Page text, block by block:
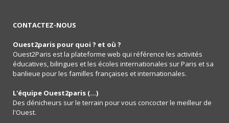
CONTACTEZ-NOUS
Ouest2paris pour quoi ? et où ?
Ouest2Paris est la plateforme web qui référence les activités
éducatives, bilingues et les écoles internationales sur Paris et sa
banlieue pour les familles françaises et internationales.
L'équipe Ouest2paris (...)
Des dénicheurs sur le terrain pour vous concocter le meilleur de
l'Ouest.